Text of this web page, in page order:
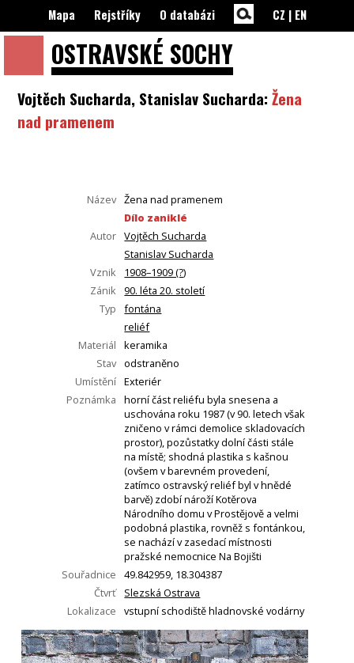
OSTRAVSKÉ SOCHY
Mapa Rejstříky O databázi CZ | EN
Vojtěch Sucharda, Stanislav Sucharda:Žena
nad pramenem
Název Žena nad pramenem
Dílo zaniklé
Autor Vojtěch Sucharda
Stanislav Sucharda
Vznik
1908–1909 (?)
Zánik
90. léta 20. století
Typ
fontána
reliéf
Materiál
keramika
Stav odstraněno
Umístění Exteriér
Poznámka
horní část reliéfu byla snesena a
uschována roku 1987 (v 90. letech však
zničeno v rámci demolice skladovacích
prostor), pozůstatky dolní části stále
na místě; shodná plastika s kašnou
(ovšem v barevném provedení,
zatímco ostravský reliéf byl v hnědé
barvě) zdobí nároží Kotěrova
Národního domu v Prostějově a velmi
podobná plastika, rovněž s fontánkou,
se nachází v zasedací místnosti
pražské nemocnice Na Bojišti
Souřadnice
49.842959, 18.304387
Čtvrť Slezská Ostrava
Lokalizace
vstupní schodiště hladnovské vodárny